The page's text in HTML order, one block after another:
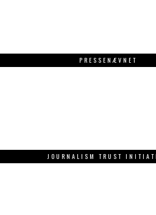
PRESSENÆVNET
JOURNALISM TRUST